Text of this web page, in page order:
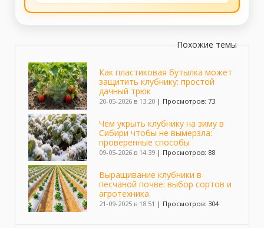
Похожие темы
Как пластиковая бутылка может
защитить клубнику: простой
дачный трюк
20-05-2026 в 13:20 | Просмотров: 73
Чем укрыть клубнику на зиму в
Сибири чтобы не вымерзла:
проверенные способы
09-05-2026 в 14:39 | Просмотров: 88
Выращивание клубники в
песчаной почве: выбор сортов и
агротехника
21-09-2025 в 18:51 | Просмотров: 304